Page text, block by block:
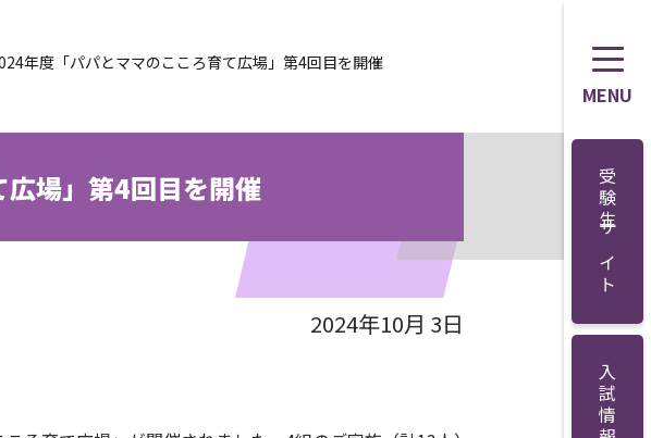
MENU
受験生サイト
入試情報
年度「パパとママのこころ育て広場」第4回目を開催
場」第4回目を開催
2024年10月 3日